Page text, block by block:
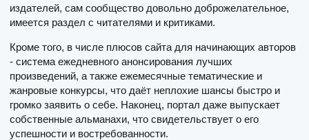
издателей, сам сообщество довольно доброжелательное,
имеется раздел с читателями и критиками.
Кроме того, в числе плюсов сайта для начинающих авторов
- система ежедневного анонсирования лучших
произведений, а также ежемесячные тематические и
жанровые конкурсы, что даёт неплохие шансы быстро и
громко заявить о себе. Наконец, портал даже выпускает
собственные альманахи, что свидетельствует о его
успешности и востребованности.